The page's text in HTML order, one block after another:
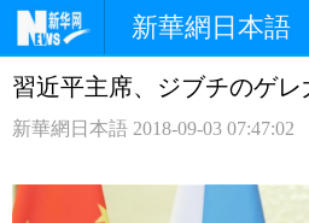
新華網日本語
ホームページ 政治
観光 評論
習近平主席、ジブチのゲ
新華網日本語 2018-09-03 07:47:02